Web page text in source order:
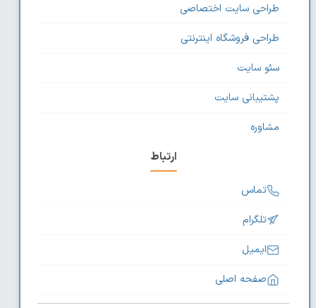
طراحی سایت اختصاصی
طراحی فروشگاه اینترنتی
سئو سایت
پشتیبانی سایت
مشاوره
ارتباط
تماس
تلگرام
ایمیل
صفحه اصلی